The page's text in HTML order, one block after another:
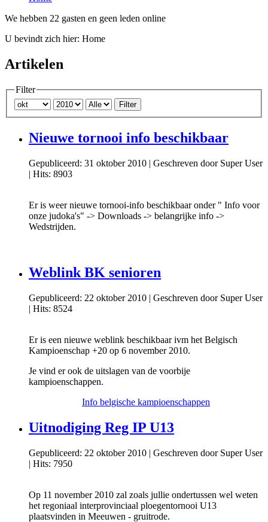
We hebben 22 gasten en geen leden online
U bevindt zich hier: Home
Artikelen
Filter
Filter
Nieuwe tornooi info beschikbaar
Gepubliceerd: 31 oktober 2010 | Geschreven door Super User
| Hits: 8903
Er is weer nieuwe tornooi-info beschikbaar onder " Info voor
onze judoka's" -> Downloads -> belangrijke info ->
Wedstrijden.
Weblink BK senioren
Gepubliceerd: 22 oktober 2010 | Geschreven door Super User
| Hits: 8524
Er is een nieuwe weblink beschikbaar ivm het Belgisch
Kampioenschap +20 op 6 november 2010.
Je vind er ook de uitslagen van de voorbije
kampioenschappen.
Info belgische kampioenschappen
Uitnodiging Reg IP U13
Gepubliceerd: 22 oktober 2010 | Geschreven door Super User
| Hits: 7950
Op 11 november 2010 zal zoals jullie ondertussen wel weten
het regoniaal interprovinciaal ploegentornooi U13
plaatsvinden in Meeuwen - gruitrode.